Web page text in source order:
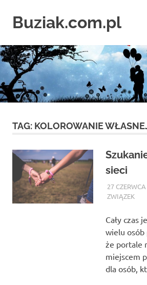
contentBuziak.com.pl
o
portalach
randkowych
TAG: KOLOROWANIE
sieci
27
ZWIĄZEK
Cały czas
wielu osób
że portale
miejscem
dla osób,